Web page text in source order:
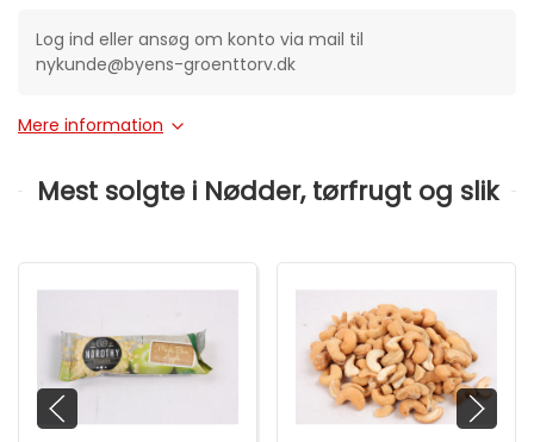
Log ind eller ansøg om konto via mail til
nykunde@byens-groenttorv.dk
Mere information
Mest solgte i Nødder, tørfrugt og slik